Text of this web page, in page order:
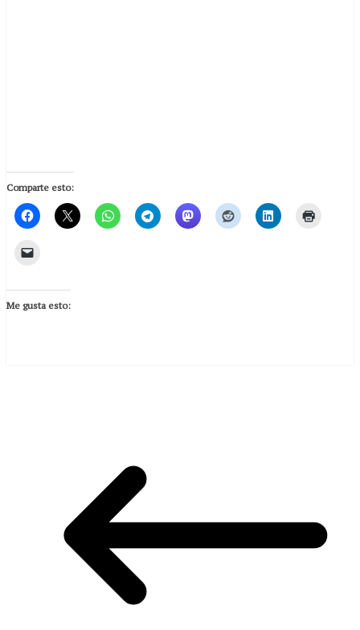
Comparte esto:
Me gusta esto: